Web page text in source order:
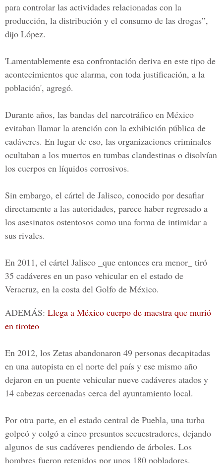
para controlar las actividades relacionadas con la
producción, la distribución y el consumo de las drogas”,
dijo López.
'Lamentablemente esa confrontación deriva en este tipo de
acontecimientos que alarma, con toda justificación, a la
población', agregó.
Durante años, las bandas del narcotráfico en México
evitaban llamar la atención con la exhibición pública de
cadáveres. En lugar de eso, las organizaciones criminales
ocultaban a los muertos en tumbas clandestinas o disolvían
los cuerpos en líquidos corrosivos.
Sin embargo, el cártel de Jalisco, conocido por desafiar
directamente a las autoridades, parece haber regresado a
los asesinatos ostentosos como una forma de intimidar a
sus rivales.
En 2011, el cártel Jalisco _que entonces era menor_ tiró
35 cadáveres en un paso vehicular en el estado de
Veracruz, en la costa del Golfo de México.
ADEMÁS: Llega a México cuerpo de maestra que murió
en tiroteo
En 2012, los Zetas abandonaron 49 personas decapitadas
en una autopista en el norte del país y ese mismo año
dejaron en un puente vehicular nueve cadáveres atados y
14 cabezas cercenadas cerca del ayuntamiento local.
Por otra parte, en el estado central de Puebla, una turba
golpeó y colgó a cinco presuntos secuestradores, dejando
algunos de sus cadáveres pendiendo de árboles. Los
hombres fueron retenidos por unos 180 pobladores.